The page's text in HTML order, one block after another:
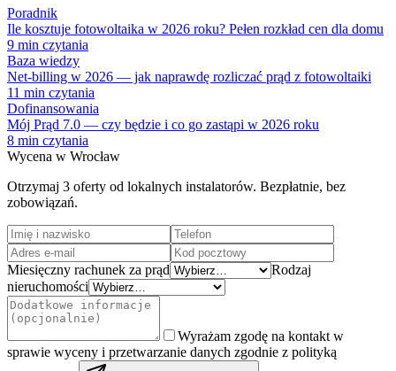
Poradnik
Ile kosztuje fotowoltaika w 2026 roku? Pełen rozkład cen dla domu
9 min czytania
Baza wiedzy
Net-billing w 2026 — jak naprawdę rozliczać prąd z fotowoltaiki
11 min czytania
Dofinansowania
Mój Prąd 7.0 — czy będzie i co go zastąpi w 2026 roku
8 min czytania
Wycena w Wrocław
Otrzymaj 3 oferty od lokalnych instalatorów. Bezpłatnie, bez
zobowiązań.
Miesięczny rachunek za prąd
Rodzaj
nieruchomości
Wyrażam zgodę na kontakt w
sprawie wyceny i przetwarzanie danych zgodnie z polityką